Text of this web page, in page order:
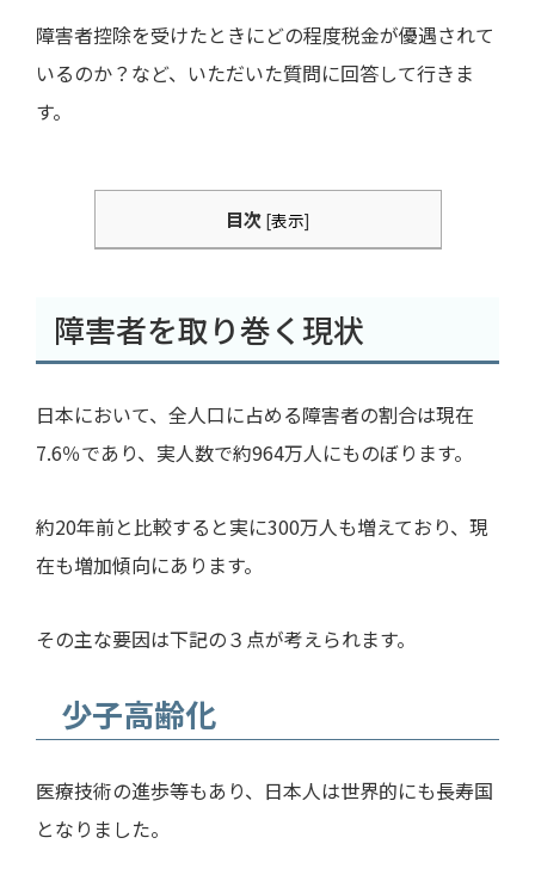
障害者控除を受けたときにどの程度税金が優遇されて
いるのか？など、いただいた質問に回答して行きま
す。
目次 [表示]
障害者を取り巻く現状
日本において、全人口に占める障害者の割合は現在
7.6％であり、実人数で約964万人にものぼります。
約20年前と比較すると実に300万人も増えており、現
在も増加傾向にあります。
その主な要因は下記の３点が考えられます。
少子高齢化
医療技術の進歩等もあり、日本人は世界的にも長寿国
となりました。